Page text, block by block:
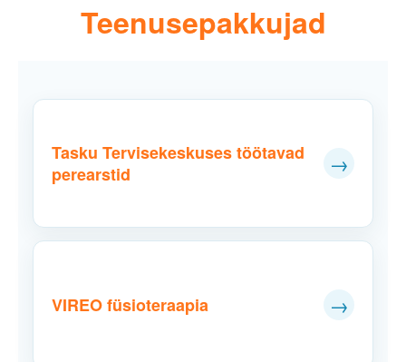
Teenusepakkujad
Tasku Tervisekeskuses töötavad
perearstid
→
VIREO füsioteraapia →